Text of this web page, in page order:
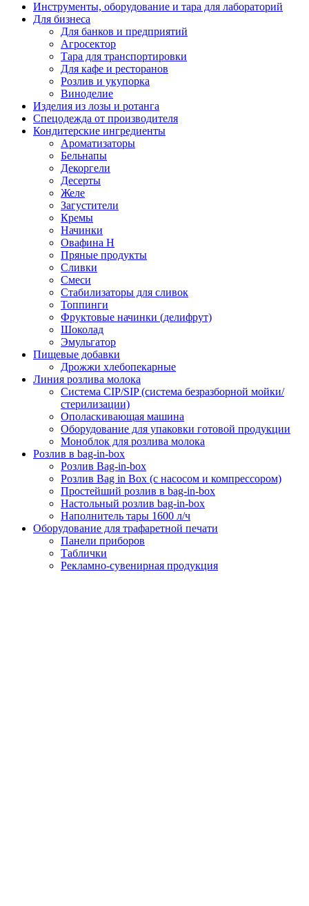
Инструменты, оборудование и тара для лабораторий
Для бизнеса
Для банков и предприятий
Агросектор
Тара для транспортировки
Для кафе и ресторанов
Розлив и укупорка
Виноделие
Изделия из лозы и ротанга
Спецодежда от производителя
Кондитерские ингредиенты
Ароматизаторы
Бельнапы
Декоргели
Десерты
Желe
Загустители
Кремы
Начинки
Овафина Н
Пряные продукты
Сливки
Смеси
Стабилизаторы для сливок
Топпинги
Фруктовые начинки (делифрут)
Шоколад
Эмульгатор
Пищевые добавки
Дрожжи хлебопекарные
Линия розлива молока
Система CIP/SIP (система безразборной мойки/
стерилизации)
Ополаскивающая машина
Оборудование для упаковки готовой продукции
Моноблок для розлива молока
Розлив в bag-in-box
Розлив Bag-in-box
Розлив Bag in Box (с насосом и компрессором)
Простейший розлив в bag-in-box
Настольный розлив bag-in-box
Наполнитель тары 1600 л/ч
Оборудование для трафаретной печати
Панели приборов
Таблички
Рекламно-сувенирная продукция